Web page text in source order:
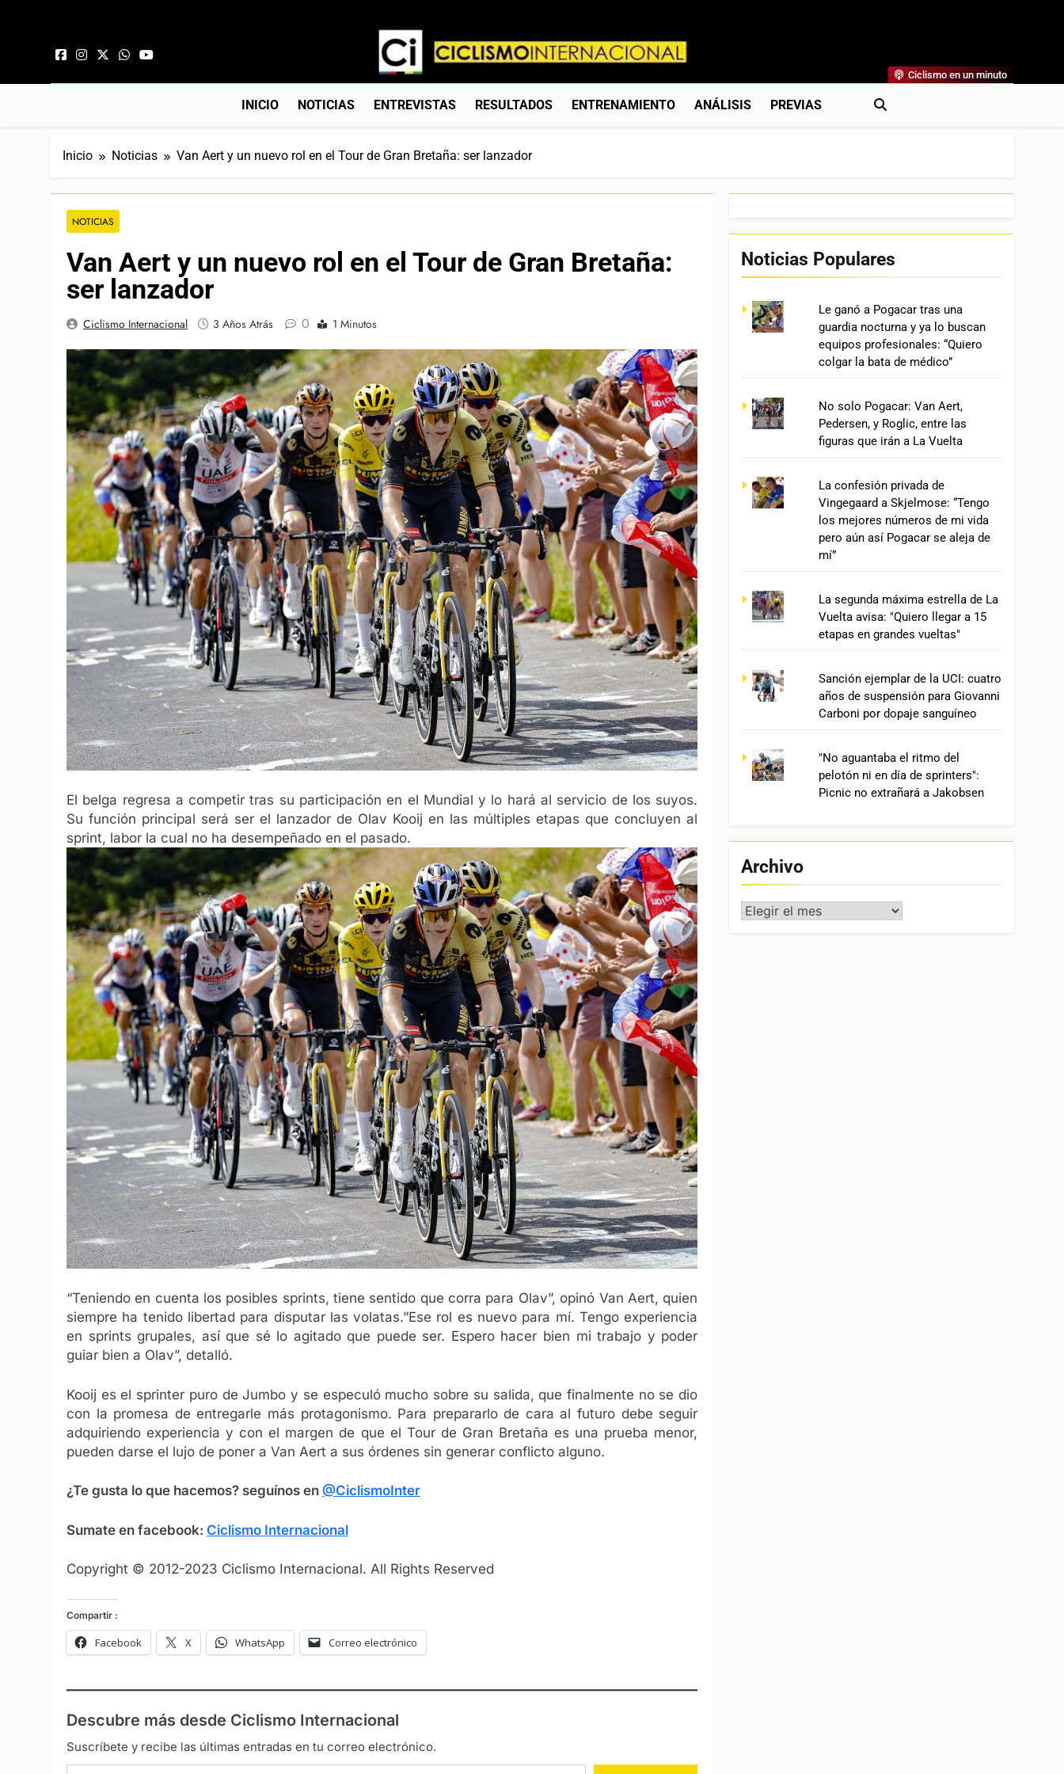
Ciclismo Internacional
Web Dedicada Al Ciclismo Mundial. Entrevistas, Análisis, Crónicas, Previas Y Más. La Web Ciclista De Referencia.
Ciclismo en un minuto
INICIO NOTICIAS ENTREVISTAS RESULTADOS ENTRENAMIENTO ANÁLISIS PREVIAS
Inicio Noticias Van Aert y un nuevo rol en el Tour de Gran Bretaña: ser lanzador
NOTICIAS
Van Aert y un nuevo rol en el Tour de Gran Bretaña:
ser lanzador
Ciclismo Internacional 3 Años Atrás 0 1 Minutos
El belga regresa a competir tras su participación en el Mundial y lo hará al servicio de los suyos.
Su función principal será ser el lanzador de Olav Kooij en las múltiples etapas que concluyen al
sprint, labor la cual no ha desempeñado en el pasado.
“Teniendo en cuenta los posibles sprints, tiene sentido que corra para Olav”, opinó Van Aert, quien
siempre ha tenido libertad para disputar las volatas.”Ese rol es nuevo para mí. Tengo experiencia
en sprints grupales, así que sé lo agitado que puede ser. Espero hacer bien mi trabajo y poder
guiar bien a Olav”, detalló.
Kooij es el sprinter puro de Jumbo y se especuló mucho sobre su salida, que finalmente no se dio
con la promesa de entregarle más protagonismo. Para prepararlo de cara al futuro debe seguir
adquiriendo experiencia y con el margen de que el Tour de Gran Bretaña es una prueba menor,
pueden darse el lujo de poner a Van Aert a sus órdenes sin generar conflicto alguno.
¿Te gusta lo que hacemos? seguínos en @CiclismoInter
Sumate en facebook: Ciclismo Internacional
Copyright © 2012-2023 Ciclismo Internacional. All Rights Reserved
Compartir :
Facebook X WhatsApp Correo electrónico
Descubre más desde Ciclismo Internacional
Suscríbete y recibe las últimas entradas en tu correo electrónico.
Escribe tu correo electrónico…
Noticias Populares
Le ganó a Pogacar tras una
guardia nocturna y ya lo buscan
equipos profesionales: “Quiero
colgar la bata de médico”
No solo Pogacar: Van Aert,
Pedersen, y Roglic, entre las
figuras que irán a La Vuelta
La confesión privada de
Vingegaard a Skjelmose: “Tengo
los mejores números de mi vida
pero aún así Pogacar se aleja de
mí”
La segunda máxima estrella de La
Vuelta avisa: "Quiero llegar a 15
etapas en grandes vueltas"
Sanción ejemplar de la UCI: cuatro
años de suspensión para Giovanni
Carboni por dopaje sanguíneo
"No aguantaba el ritmo del
pelotón ni en día de sprinters":
Picnic no extrañará a Jakobsen
Archivo
Archivo